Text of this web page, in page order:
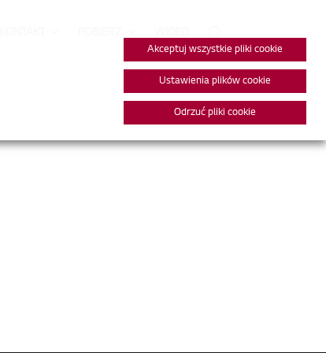
Akceptuj wszystkie pliki cookie
Ustawienia plików cookie
Odrzuć pliki cookie